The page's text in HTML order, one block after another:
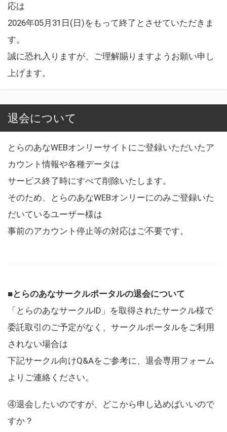
応は
2026年05月31日(日)をもって終了とさせていただきま
す。
誠に恐れ入りますが、ご理解賜りますようお願い申し
上げます。
退会について
とらのあなWEBオンリーサイトにご登録いただいたア
カウント情報や各種データは
サービス終了時にすべて削除いたします。
そのため、とらのあなWEBオンリーにのみご登録いた
だいているユーザー様は
事前のアカウント停止等の対応はご不要です。
■とらのあなサークルポータルの退会について
「とらのあなサークルID」を取得されたサークル様で
委託取引のご予定がなく、サークルポータルをご利用
されない場合は
下記サークル向けQ&Aをご参考に、退会専用フォーム
よりご連絡ください。
④退会したいのですが、どこから申し込めばいいので
すか？